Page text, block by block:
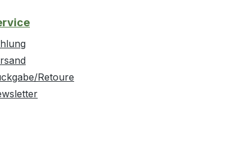
Retoure